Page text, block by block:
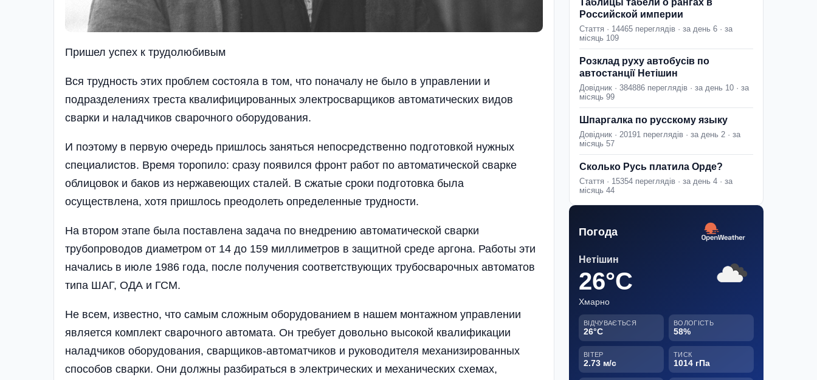
Пришел успех к трудолюбивым
Вся трудность этих проблем состояла в том, что поначалу не было в управлении и
подразделениях треста квалифицированных электросварщиков автоматических видов
сварки и наладчиков сварочного оборудования.
И поэтому в первую очередь пришлось заняться непосредственно подготовкой нужных
специалистов. Время торопило: сразу появился фронт работ по автоматической сварке
облицовок и баков из нержавеющих сталей. В сжатые сроки подготовка была
осуществлена, хотя пришлось преодолеть определенные трудности.
На втором этапе была поставлена задача по внедрению автоматической сварки
трубопроводов диаметром от 14 до 159 миллиметров в защитной среде аргона. Работы эти
начались в июле 1986 года, после получения соответствующих трубосварочных автоматов
типа ШАГ, ОДА и ГСМ.
Не всем, известно, что самым сложным оборудованием в нашем монтажном управлении
является комплект сварочного автомата. Он требует довольно высокой квалификации
наладчиков оборудования, сварщиков-автоматчиков и руководителя механизированных
способов сварки. Они должны разбираться в электрических и механических схемах,
Таблицы табели о рангах в
Российской империи
Стаття · 14465 переглядів · за день 6 · за
місяць 109
Розклад руху автобусів по
автостанції Нетішин
Довідник · 384886 переглядів · за день 10 · за
місяць 99
Шпаргалка по русскому языку
Довідник · 20191 переглядів · за день 2 · за
місяць 57
Сколько Русь платила Орде?
Стаття · 15354 переглядів · за день 4 · за
місяць 44
Погода
Нетішин
26°C
Хмарно
ВІДЧУВАЄТЬСЯ
26°C
ВОЛОГІСТЬ
58%
ВІТЕР
2.73 м/с
ТИСК
1014 гПа